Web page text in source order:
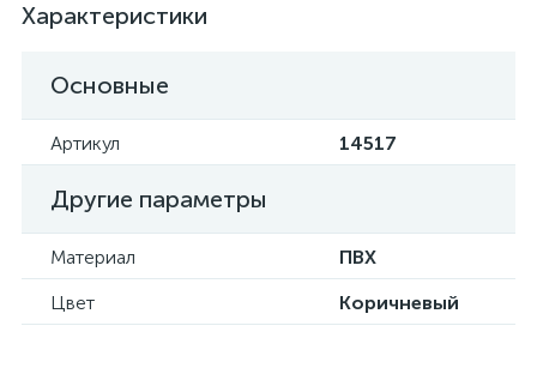
Характеристики
Основные
Артикул 14517
Другие параметры
Материал
ПВХ
Цвет
Коричневый